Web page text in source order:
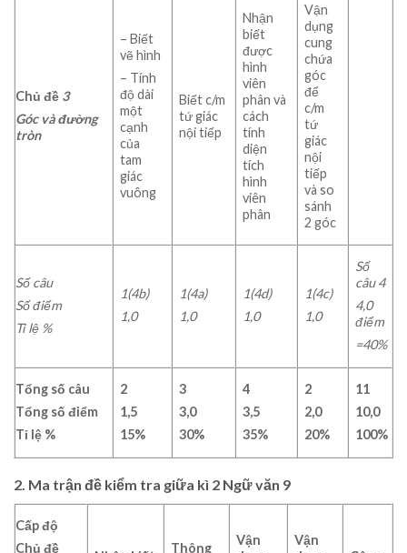
Chủ đề 3
Góc và đường
tròn
– Biết
vẽ hình
– Tính
độ dài
một
cạnh
của
tam
giác
vuông
Biết c/m
tứ giác
nội tiếp
Nhận
biết
được
hình
viên
phân và
cách
tính
diện
tích
hình
viên
phân
Vận
dụng
cung
chứa
góc
để
c/m
tứ
giác
nội
tiếp
và so
sánh
2 góc
Số câu
Số điểm
Tỉ lệ %
1(4b)
1,0
1(4a)
1,0
1(4d)
1,0
1(4c)
1,0
Số
câu 4
4,0
điểm
=40%
Tổng số câu
Tổng số điểm
Tỉ lệ %
2
1,5
15%
3
3,0
30%
4
3,5
35%
2
2,0
20%
11
10,0
100%
2. Ma trận đề kiểm tra giữa kì 2 Ngữ văn 9
Cấp độ
Chủ đề
Thông
Vận
Vận